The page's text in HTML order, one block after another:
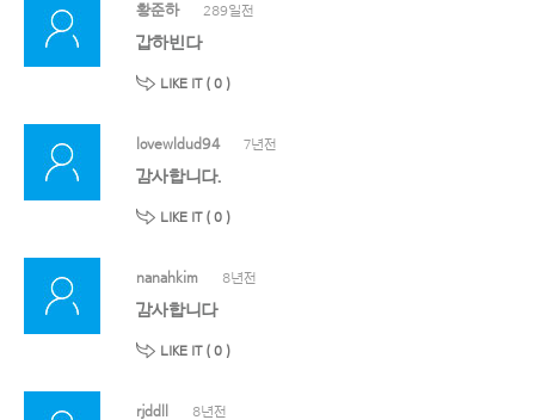
황준하 289일전
갑하빈다
LIKE IT ( 0 )
lovewldud94 7년전
감사합니다.
LIKE IT ( 0 )
nanahkim 8년전
감사합니다
LIKE IT ( 0 )
rjddll 8년전